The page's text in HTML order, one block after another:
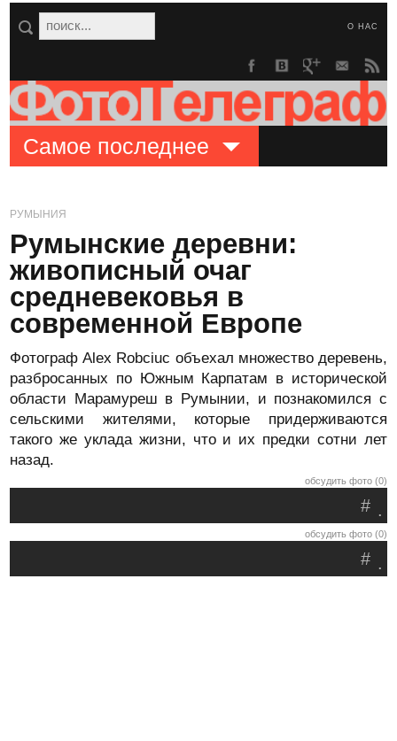
О НАС
Самое последнее
РУМЫНИЯ
Румынские деревни:
живописный очаг
средневековья в
современной Европе
Фотограф Alex Robciuc объехал множество деревень,
разбросанных по Южным Карпатам в исторической
области Марамуреш в Румынии, и познакомился с
сельскими жителями, которые придерживаются
такого же уклада жизни, что и их предки сотни лет
назад.
обсудить фото (0)
.
#
обсудить фото (0)
.
#